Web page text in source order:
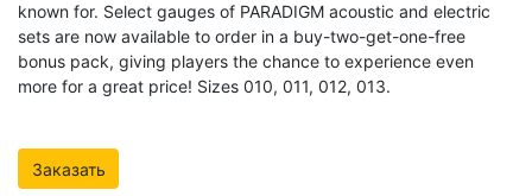
known for. Select gauges of PARADIGM acoustic and electric
sets are now available to order in a buy-two-get-one-free
bonus pack, giving players the chance to experience even
more for a great price! Sizes 010, 011, 012, 013.
Заказать